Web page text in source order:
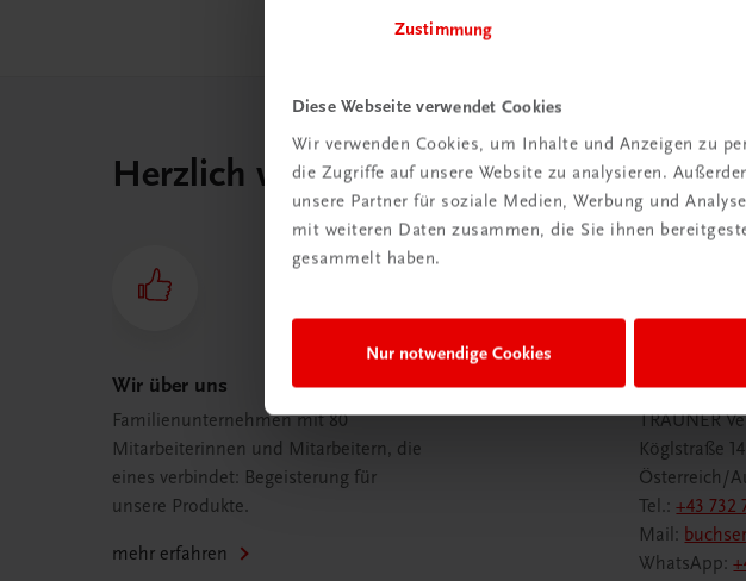
Zustimmung
Diese Webseite verwendet Cookies
Wir verwenden Cookies, um Inhalte und Anzeigen zu
die Zugriffe auf unsere Website zu analysieren.
unsere Partner für soziale Medien, Werbung und
mit weiteren Daten zusammen, die Sie ihnen
gesammelt haben.
Nur notwendige Cookies
Herzlich willkommen bei TRAUNER!
Wir über uns
Familienunternehmen mit 80
Mitarbeiterinnen und Mitarbeitern, die
eines verbindet: Begeisterung für
unsere Produkte.
mehr erfahren
Wir sind
TRAUNER
Köglstraße
Österreich/
Tel.:+43 732
Mail:
WhatsApp: